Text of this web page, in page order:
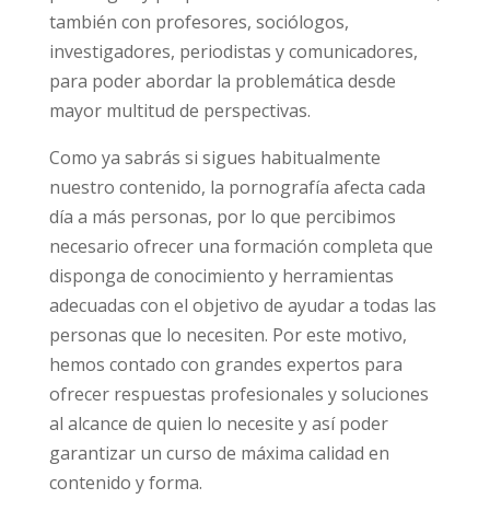
diferentes, no sólo psicólogos y psiquiatras
como el curso anterior; también con
profesores, sociólogos, investigadores,
periodistas y comunicadores, para poder
multitud de perspectivas.
Como ya sabrás si sigues habitualmente
nuestro contenido, la pornografía afecta cada
día a más personas, por lo que percibimos
necesario ofrecer una formación completa
que disponga de conocimiento y
herramientas adecuadas con el objetivo de
ayudar a todas las personas que lo necesiten.
Por este motivo, hemos contado con grandes
expertos para ofrecer respuestas
profesionales y soluciones al alcance de quien